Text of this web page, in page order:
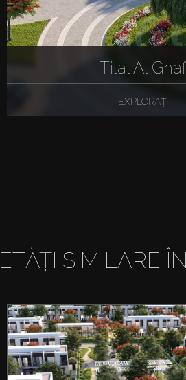
Tilal Al
EXPLORAȚI
SIMILARE